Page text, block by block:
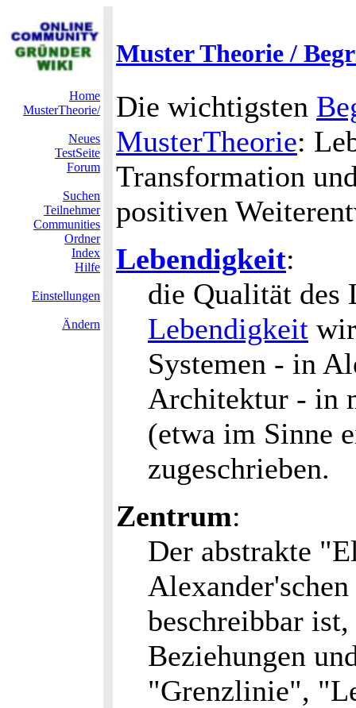
Muster Theorie /
Home
MusterTheorie/
Neues
TestSeite
Forum
Suchen
Teilnehmer
Communities
Ordner
Index
Hilfe
Einstellungen
Ändern
Die wichtigsten
MusterTheorie:
Transformation
positiven
Lebendigkeit:
die Qualität des
Lebendigkeit
Systemen - in
Architektur - in
(etwa im Sinne
zugeschrieben.
Zentrum:
Der abstrakte
beschreibbar
Beziehungen
"Grenzlinie",